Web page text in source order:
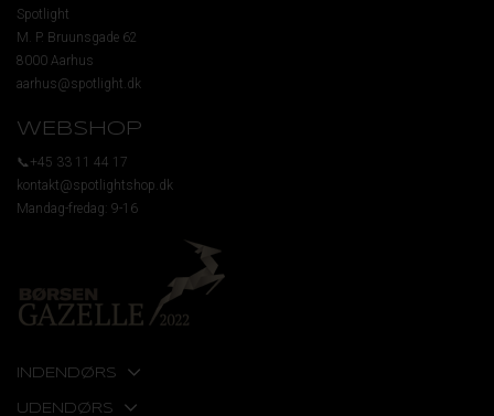
Spotlight
M. P. Bruunsgade 62
8000 Aarhus
aarhus@spotlight.dk
WEBSHOP
📞+45 33 11 44 17
kontakt@spotlightshop.dk
Mandag-fredag: 9-16
INDENDØRS
UDENDØRS